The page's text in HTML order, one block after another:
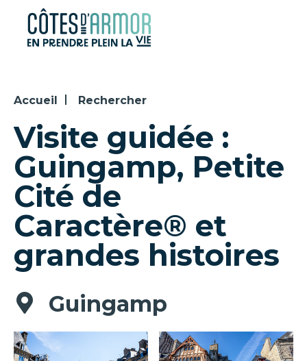
Panneau de gestion des cookies
Accueil Rechercher
Visite guidée :
Guingamp, Petite
Cité de
Caractère® et
grandes histoires
Guingamp